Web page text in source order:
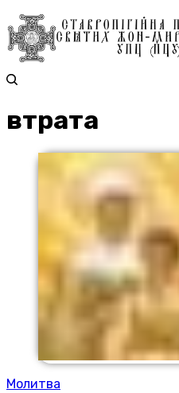
втрата
Молитва